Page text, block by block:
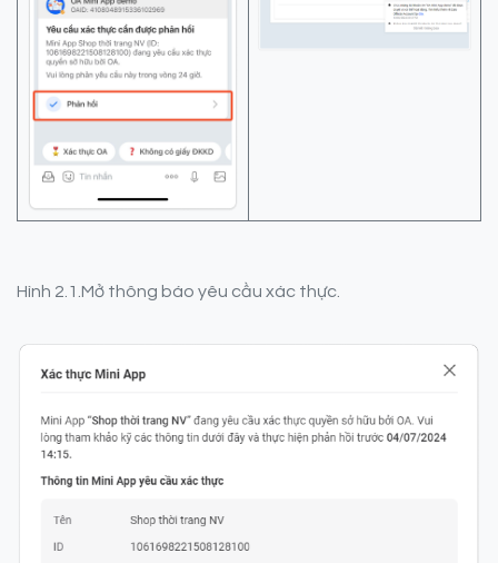
Hình 2.1.Mở thông báo yêu cầu xác thực.